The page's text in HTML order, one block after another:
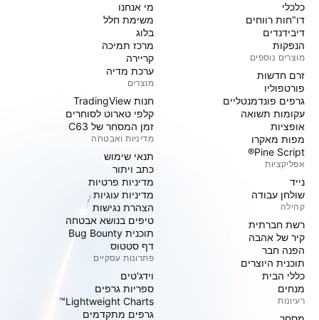
כלכלי
דו"חות רווחים
דיבידנדים
הנפקות
מוצרים נוספים
זרם חדשות
פורטפוליו
גרפים פונדמנטליים
עקומות תשואה
אופציות
מפות מאקרו
Pine Script®
אפליקציות
נייד
שולחן עבודה
קהילה
רשת חברתית
קיר של אהבה
הפנה חבר
תוכנית היוצרים
כללי הבית
מנחים
רעיונות
מי אנחנו
משימת חלל
בלוג
מרכז תמיכה
קריירה
ערכת מדיה
מוצרים
חנות TradingView
קלפי טארוט לסוחרים
זמן המסחר של C63
מדיניות ואבטחה
תנאי שימוש
כתב ויתור
מדיניות פרטיות
מדיניות עוגיות
הצהרת נגישות
טיפים בנושא אבטחה
תוכנית Bug Bounty
דף סטטוס
פתרונות עסקיים
וידג'טים
ספריות גרפים
Lightweight Charts™
גרפים מתקדמים